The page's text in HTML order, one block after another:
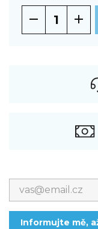
Informujte mě,